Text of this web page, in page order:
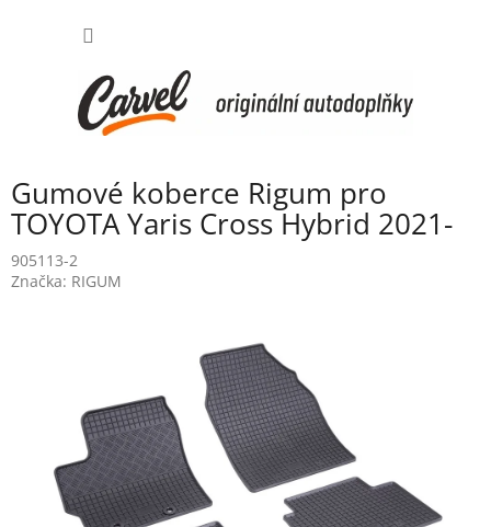
Gumové koberce Rigum pro
TOYOTA Yaris Cross Hybrid 2021-
905113-2
Značka: RIGUM